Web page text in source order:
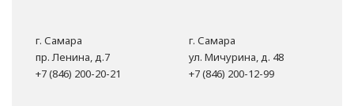
г. Самара
пр. Ленина, д.7
+7 (846) 200-20-21
г. Самара
ул. Мичурина, д. 48
+7 (846) 200-12-99